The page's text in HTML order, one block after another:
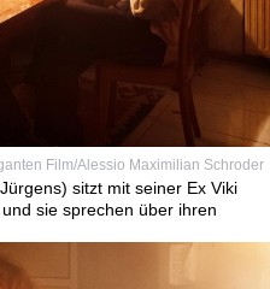
Film/Alessio Maximilian Schroder
sitzt mit seiner Ex Viki
sie sprechen über ihren